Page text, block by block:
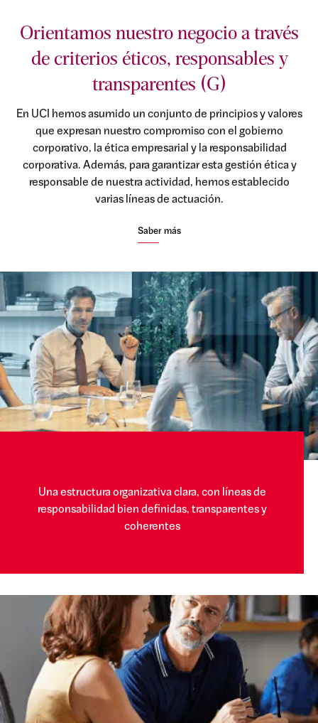
Orientamos nuestro negocio a través
de criterios éticos, responsables y
transparentes (G)
En UCI hemos asumido un conjunto de principios y valores
que expresan nuestro compromiso con el gobierno
corporativo, la ética empresarial y la responsabilidad
corporativa. Además, para garantizar esta gestión ética y
responsable de nuestra actividad, hemos establecido
varias líneas de actuación.
Saber más
Una estructura organizativa clara, con líneas de
responsabilidad bien definidas, transparentes y
coherentes